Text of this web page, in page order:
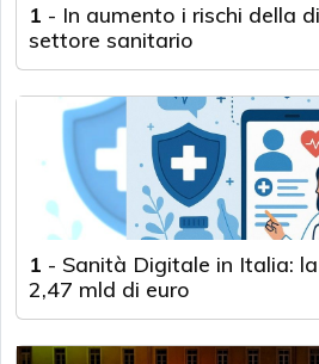
1 - In aumento i rischi della
settore sanitario
1 - Sanità Digitale in Italia:
2,47 mld di euro